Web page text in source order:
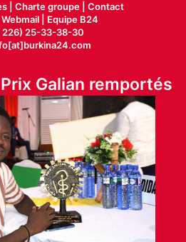
| Charte groupe | Contact
Webmail |
Equipe B24
226) 25-33-38-30
Galian remportés